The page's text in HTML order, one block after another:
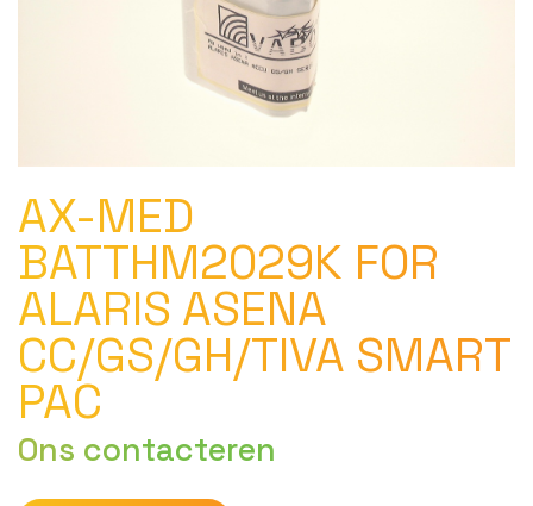
AX-MED
BATTHM2029K FOR
ALARIS ASENA
CC/GS/GH/TIVA SMART
PAC
Ons contacteren